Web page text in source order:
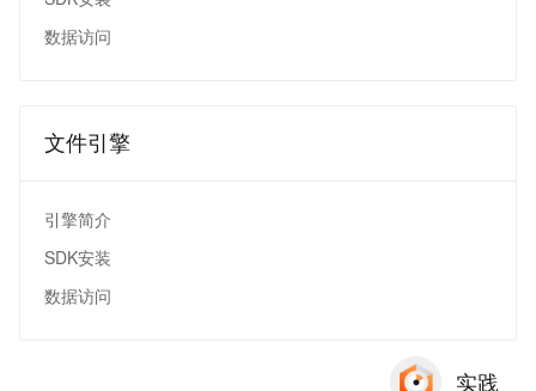
数据访问
文件引擎
引擎简介
SDK安装
数据访问
实践